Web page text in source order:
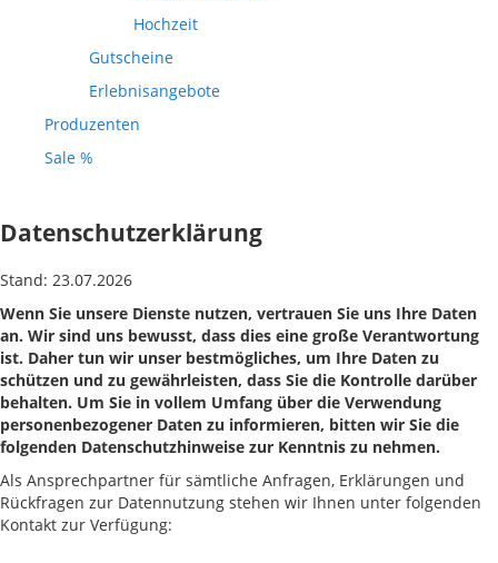
Hochzeit
Gutscheine
Erlebnisangebote
Produzenten
Sale %
Datenschutzerklärung
Stand: 23.07.2026
Wenn Sie unsere Dienste nutzen, vertrauen Sie uns Ihre Daten
an. Wir sind uns bewusst, dass dies eine große Verantwortung
ist. Daher tun wir unser bestmögliches, um Ihre Daten zu
schützen und zu gewährleisten, dass Sie die Kontrolle darüber
behalten. Um Sie in vollem Umfang über die Verwendung
personenbezogener Daten zu informieren, bitten wir Sie die
folgenden Datenschutzhinweise zur Kenntnis zu nehmen.
Als Ansprechpartner für sämtliche Anfragen, Erklärungen und
Rückfragen zur Datennutzung stehen wir Ihnen unter folgenden
Kontakt zur Verfügung: